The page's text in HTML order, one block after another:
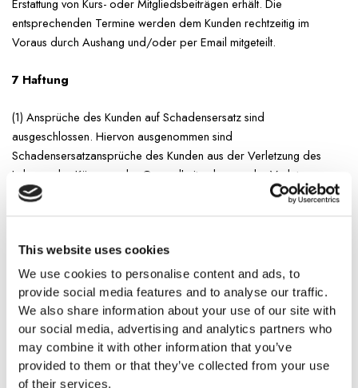
This website uses cookies
We use cookies to personalise content and ads, to
provide social media features and to analyse our traffic.
We also share information about your use of our site with
our social media, advertising and analytics partners who
may combine it with other information that you’ve
provided to them or that they’ve collected from your use
of their services.
entsprechenden Termine werden dem Kunden rechtzeitig im
Voraus durch Aushang und/oder per Email mitgeteilt.
7 Haftung
(1) Ansprüche des Kunden auf Schadensersatz sind
ausgeschlossen. Hiervon ausgenommen sind
Schadensersatzansprüche des Kunden aus der Verletzung des
Lebens, des Körpers, der Gesundheit oder aus der Verletzung
wesentlicher Vertragspflichten (Kardinalpflichten) sowie die Haftung
für sonstige Schäden, die auf einer vorsätzlichen oder grob
Vertreter oder Erfüllungsgehilfen beruhen. Wesentliche
Vertragspflichten sind solche, deren Erfüllung zur Erreichung des
Ziels des Vertrags notwendig ist.
(2) Bei der Verletzung wesentlicher Vertragspflichten haftet der
Anbieter nur auf den vertragstypischen, vorhersehbaren Schaden,
wenn dieser einfach fahrlässig verursacht wurde, es sei denn, es